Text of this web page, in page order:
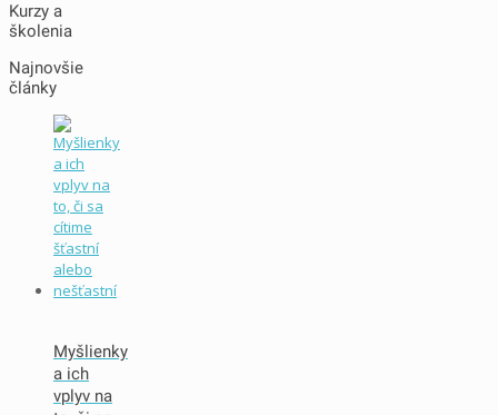
Kurzy a
školenia
Najnovšie
články
Myšlienky
a ich
vplyv na